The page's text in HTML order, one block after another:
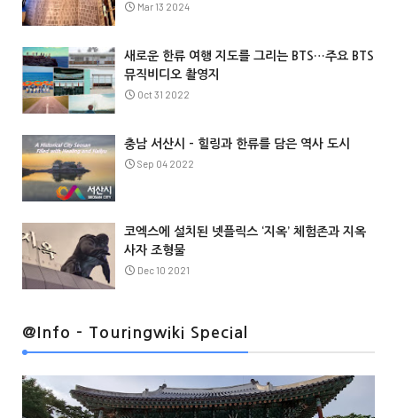
Mar 13 2024
새로운 한류 여행 지도를 그리는 BTS…주요 BTS
뮤직비디오 촬영지
Oct 31 2022
충남 서산시 – 힐링과 한류를 담은 역사 도시
Sep 04 2022
코엑스에 설치된 넷플릭스 ‘지옥’ 체험존과 지옥
사자 조형물
Dec 10 2021
@Info - Touringwiki Special
@Info